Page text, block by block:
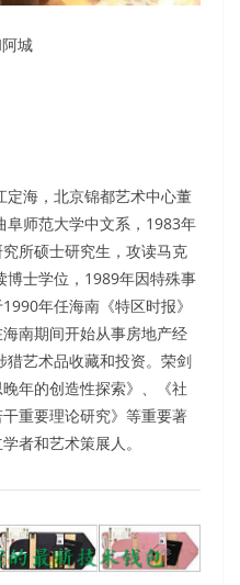
城
海，北京锦都艺术中心董
师范大学中文系，1983年
所硕士研究生，攻读马克
博士学位，1989年因特殊事
年任海南《特区时报》
南期间开始从事房地产经
艺术品收藏和投资。荣剑
年的创造性探索》、《社
重要理论研究》等重要著
者和艺术策展人。